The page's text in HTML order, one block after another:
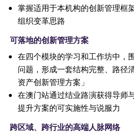
掌握适用于本机构的创新管理框
组织变革思路
可落地的创新管理方案
在四个模块的学习和工作坊中，
问题，形成一套结构完整、路径
资产创新管理方案」
在澳门站通过结业路演获得导师
提升方案的可实施性与说服力
跨区域、跨行业的高端人脉网络